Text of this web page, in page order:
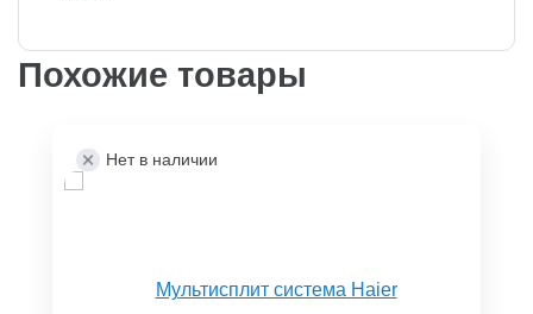
Похожие товары
Нет в наличии